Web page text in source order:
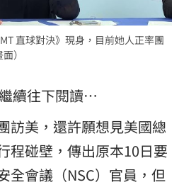
直球對決》現身，目前她人正率團
）
續往下閱讀…
訪美，還許願想見美國總
程碰壁，傳出原本10日要
全會議（NSC）官員，但